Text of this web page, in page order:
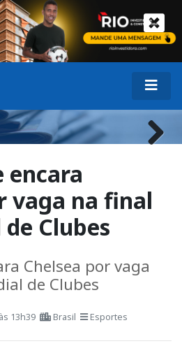
Next
encara
vaga na final
Clubes
Chelsea por vaga
de Clubes